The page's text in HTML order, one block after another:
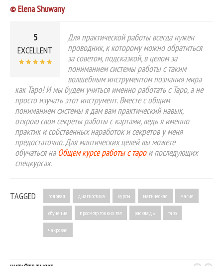
© Elena Shuwany
5
EXCELLENT
Для практической работы всегда нужен
проводник, к которому можно обратиться
за советом, подсказкой, в целом за
пониманием системы работы с таким
волшебным инструментом познания мира
как Таро! И мы будем учиться именно работать с Таро, а не
просто изучать этот инструмент. Вместе с общим
пониманием системы я дам вам практический навык,
открою свои секреты работы с картами, ведь я именно
практик и собственных наработок и секретов у меня
предостаточно. Для мантических целей вы можете
обучаться наОбщем курсе работы с тарои последующих
спецкурсах.
TAGGED годовая диагностика курсы магическая магия
обучение просмотр тонких тел расклады таро
чакровая